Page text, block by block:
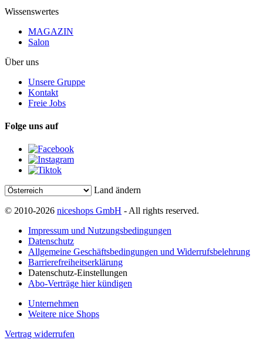
Wissenswertes
MAGAZIN
Salon
Über uns
Unsere Gruppe
Kontakt
Freie Jobs
Folge uns auf
Land ändern
© 2010-2026 niceshops GmbH - All rights reserved.
Impressum und Nutzungsbedingungen
Datenschutz
Allgemeine Geschäftsbedingungen und Widerrufsbelehrung
Barrierefreiheitserklärung
Datenschutz-Einstellungen
Abo-Verträge hier kündigen
Unternehmen
Weitere nice Shops
Vertrag widerrufen